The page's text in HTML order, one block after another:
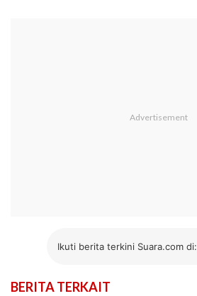
Ikuti berita terkini Suara.com di:
BERITA TERKAIT